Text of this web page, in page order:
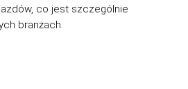
co jest szczególnie
branżach.